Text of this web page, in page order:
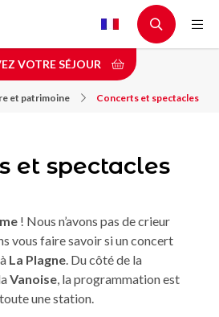
VOTRE SÉJOUR
et patrimoine Concerts et spectacles
et spectacles
! Nous n’avons pas de crieur
vous faire savoir si un concert
La Plagne. Du côté de la
Vanoise, la programmation est
une station.